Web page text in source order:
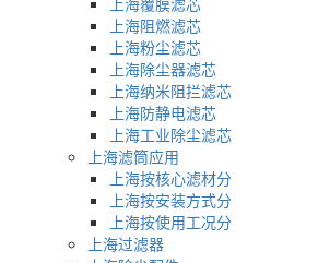
上海阻燃滤芯
上海粉尘滤芯
上海除尘器滤芯
上海纳米阻拦滤芯
上海防静电滤芯
上海工业除尘滤芯
上海滤筒应用
上海按核心滤材分
上海按安装方式分
上海按使用工况分
上海过滤器